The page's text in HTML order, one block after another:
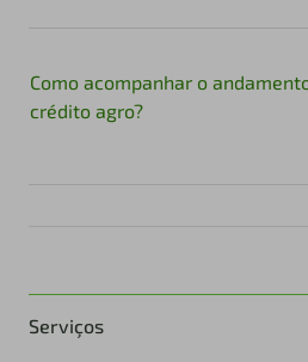
Como acompanhar o
crédito agro?
Serviços